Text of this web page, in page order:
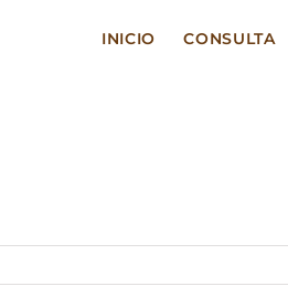
INICIO CONSULTA